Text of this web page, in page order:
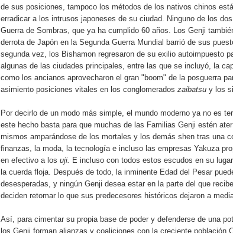
de sus posiciones, tampoco los métodos de los nativos chinos
erradicar a los intrusos japoneses de su ciudad. Ninguno de los
Guerra de Sombras, que ya ha cumplido 60 años. Los Genji
derrota de Japón en la Segunda Guerra Mundial barrió de sus
segunda vez, los Bishamon regresaron de su exilio autoimpuesto
algunas de las ciudades principales, entre las que se incluyó, la
como los ancianos aprovecharon el gran "boom" de la posguerra
asimiento posiciones vitales en los conglomerados zaibatsu y los
Por decirlo de un modo más simple, el mundo moderno ya no es
este hecho basta para que muchas de las Familias Genji estén
mismos amparándose de los mortales y los demás shen tras una
finanzas, la moda, la tecnología e incluso las empresas Yakuza
en efectivo a los uji. E incluso con todos estos escudos en su
la cuerda floja. Después de todo, la inminente Edad del Pesar
desesperadas, y ningún Genji desea estar en la parte del que
deciden retomar lo que sus predecesores históricos dejaron a
Así, para cimentar su propia base de poder y defenderse de una
los Genji forman alianzas y coaliciones con la creciente población